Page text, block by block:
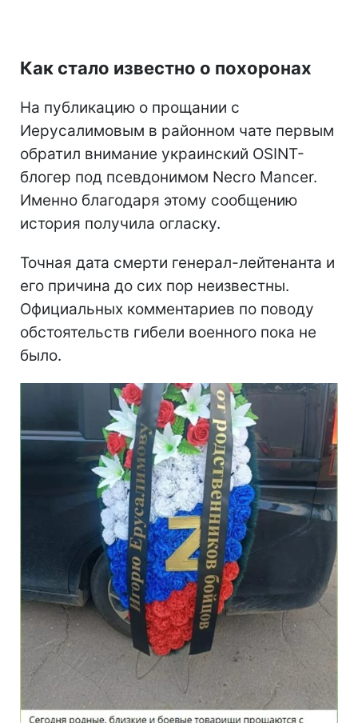
Как стало известно о похоронах
На публикацию о прощании с
Иерусалимовым в районном чате первым
обратил внимание украинский OSINT-
блогер под псевдонимом Necro Mancer.
Именно благодаря этому сообщению
история получила огласку.
Точная дата смерти генерал-лейтенанта и
его причина до сих пор неизвестны.
Официальных комментариев по поводу
обстоятельств гибели военного пока не
было.